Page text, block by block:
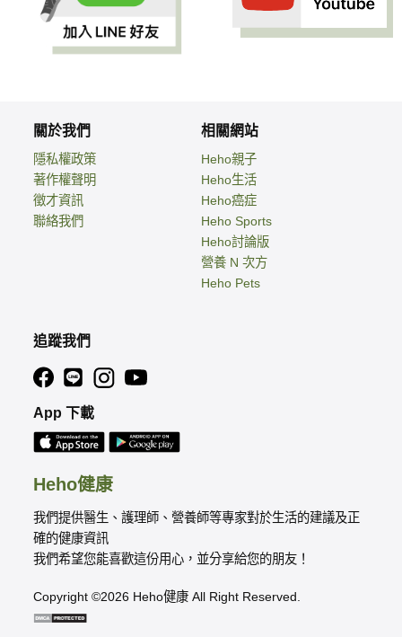
Heho健康
我們提供醫生、護理師、營養師等專家對於生活的建議及正
確的健康資訊
我們希望您能喜歡這份用心，並分享給您的朋友！
Copyright ©2026 Heho健康 All Right Reserved.
關於我們
隱私權政策
著作權聲明
徵才資訊
聯絡我們
相關網站
Heho親子
Heho生活
Heho癌症
Heho Sports
Heho討論版
營養 N 次方
Heho Pets
追蹤我們
App 下載